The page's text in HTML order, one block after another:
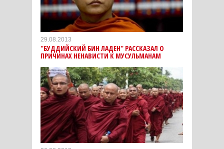
29.08.2013
"БУДДИЙСКИЙ БИН ЛАДЕН" РАССКАЗАЛ О
ПРИЧИНАХ НЕНАВИСТИ К МУСУЛЬМАНАМ